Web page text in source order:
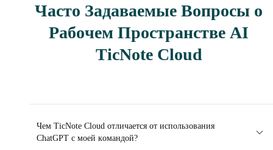
Часто Задаваемые Вопросы о
Рабочем Пространстве AI
TicNote Cloud
Чем TicNote Cloud отличается от использования
ChatGPT с моей командой?